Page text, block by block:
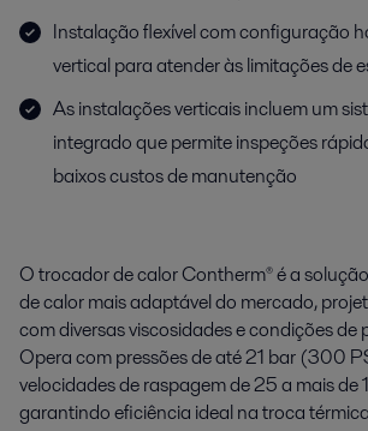
Instalação flexível com configuração
vertical para atender às limitações de
As instalações verticais incluem um
integrado que permite inspeções
baixos custos de manutenção
O trocador de calor Contherm® é a
de calor mais adaptável do mercado,
com diversas viscosidades e condições de
Opera com pressões de até 21 bar (300
velocidades de raspagem de 25 a mais
garantindo eficiência ideal na troca